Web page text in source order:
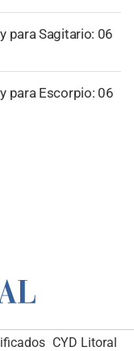
para Sagitario: 06
para Escorpio: 06
CYD Litoral